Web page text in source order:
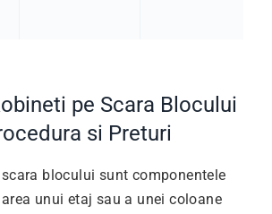
pe Scara Blocului
si Preturi
blocului sunt componentele
unui etaj sau a unei coloane